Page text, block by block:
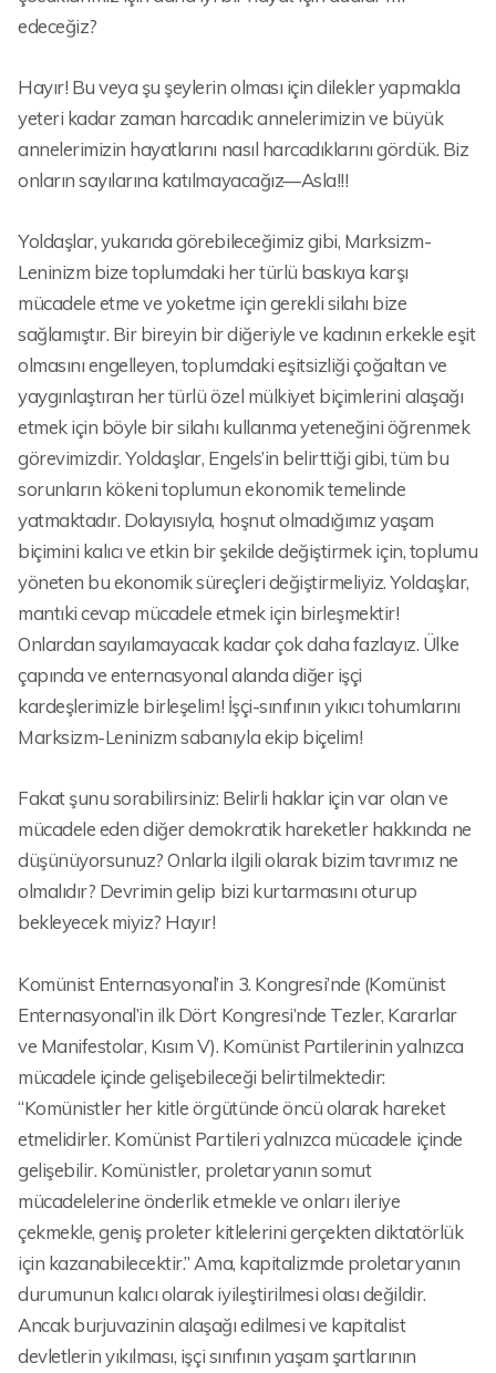
edeceğiz?
Hayır! Bu veya şu şeylerin olması için dilekler yapmakla
yeteri kadar zaman harcadık: annelerimizin ve büyük
annelerimizin hayatlarını nasıl harcadıklarını gördük. Biz
onların sayılarına katılmayacağız—Asla!!!
Yoldaşlar, yukarıda görebileceğimiz gibi, Marksizm-
Leninizm bize toplumdaki her türlü baskıya karşı
mücadele etme ve yoketme için gerekli silahı bize
sağlamıştır. Bir bireyin bir diğeriyle ve kadının erkekle eşit
olmasını engelleyen, toplumdaki eşitsizliği çoğaltan ve
yaygınlaştıran her türlü özel mülkiyet biçimlerini alaşağı
etmek için böyle bir silahı kullanma yeteneğini öğrenmek
görevimizdir. Yoldaşlar, Engels’in belirttiği gibi, tüm bu
sorunların kökeni toplumun ekonomik temelinde
yatmaktadır. Dolayısıyla, hoşnut olmadığımız yaşam
biçimini kalıcı ve etkin bir şekilde değiştirmek için, toplumu
yöneten bu ekonomik süreçleri değiştirmeliyiz. Yoldaşlar,
mantıki cevap mücadele etmek için birleşmektir!
Onlardan sayılamayacak kadar çok daha fazlayız. Ülke
çapında ve enternasyonal alanda diğer işçi
kardeşlerimizle birleşelim! İşçi-sınıfının yıkıcı tohumlarını
Marksizm-Leninizm sabanıyla ekip biçelim!
Fakat şunu sorabilirsiniz: Belirli haklar için var olan ve
mücadele eden diğer demokratik hareketler hakkında ne
düşünüyorsunuz? Onlarla ilgili olarak bizim tavrımız ne
olmalıdır? Devrimin gelip bizi kurtarmasını oturup
bekleyecek miyiz? Hayır!
Komünist Enternasyonal’in 3. Kongresi’nde (Komünist
Enternasyonal’in ilk Dört Kongresi’nde Tezler, Kararlar
ve Manifestolar, Kısım V). Komünist Partilerinin yalnızca
mücadele içinde gelişebileceği belirtilmektedir:
“Komünistler her kitle örgütünde öncü olarak hareket
etmelidirler. Komünist Partileri yalnızca mücadele içinde
gelişebilir. Komünistler, proletaryanın somut
mücadelelerine önderlik etmekle ve onları ileriye
çekmekle, geniş proleter kitlelerini gerçekten diktatörlük
için kazanabilecektir.” Ama, kapitalizmde proletaryanın
durumunun kalıcı olarak iyileştirilmesi olası değildir.
Ancak burjuvazinin alaşağı edilmesi ve kapitalist
devletlerin yıkılması, işçi sınıfının yaşam şartlarının